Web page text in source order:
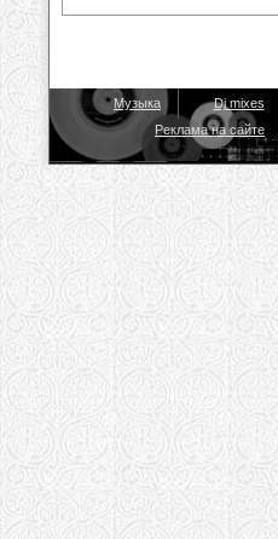
Музыка Dj mixes
Реклама на сайте